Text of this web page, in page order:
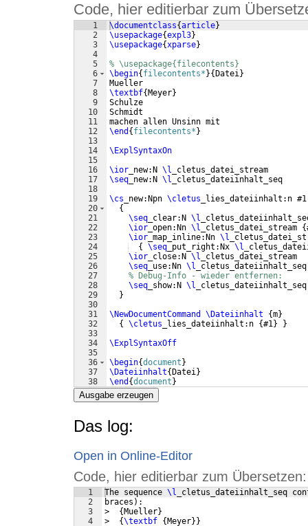
Code, hier editierbar zum
1
2
3
4
5
6
7
8
9
10
11
12
13
14
15
16
17
18
19
20
21
22
23
24
25
26
27
28
29
30
31
32
33
34
35
36
37
38
\documentclass{article}
\usepackage{expl3}
\usepackage{xparse}
% \usepackage{filecontents}
\begin{ filecontents* }{ Datei}
Mueller
\textbf{ Meyer}
Schulze
Schmidt
machen allen Unsinn mit
\end { filecontents* }
\ExplSyntaxOn
\ior _new:N \l _cletus_datei_stream
\seq _new:N \l _cletus_dateiinhalt_seq
\cs _new:Npn \cletus _lies_dateiinhalt:n #1
{
\seq _clear:N \l
\ior _open:Nn \l _cletus_datei_stream {
\ior _map_inline:Nn \l
{
\seq _put_right:Nx \l
\ior _close:N \l _cletus_datei_stream
\seq _use:Nn \l
% Debug-Info - wieder entfernen:
\seq _show:N \l _cletus_dateiinhalt_seq
}
\NewDocumentCommand
\Dateiinhalt {m}
{
\cletus _lies_dateiinhalt:n {#1}
}
\ExplSyntaxOff
\begin{document }
\Dateiinhalt{ Datei}
\end {document }
Ausgabe erzeugen
Das log:
Open in Online-Editor
Code, hier editierbar zum Übersetzen:
1
2
3
4
The sequence \l _cletus_dateiinhalt_seq
braces ) :
> { Mueller}
> {\textbf { Meyer}}